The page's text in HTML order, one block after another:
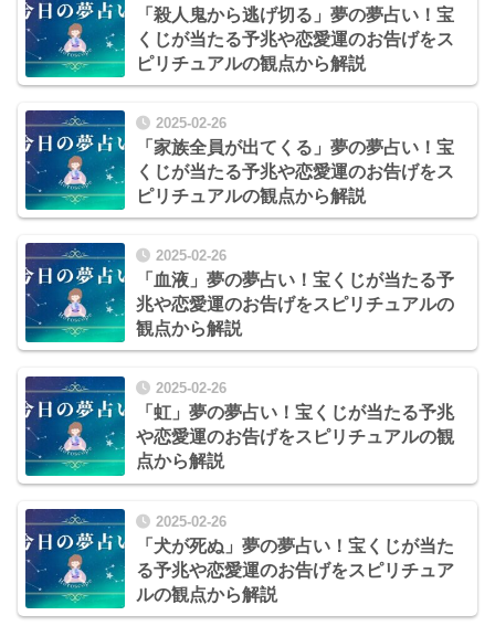
「殺人鬼から逃げ切る」夢の夢占い！宝
くじが当たる予兆や恋愛運のお告げをス
ピリチュアルの観点から解説
2025-02-26
「家族全員が出てくる」夢の夢占い！宝
くじが当たる予兆や恋愛運のお告げをス
ピリチュアルの観点から解説
2025-02-26
「血液」夢の夢占い！宝くじが当たる予
兆や恋愛運のお告げをスピリチュアルの
観点から解説
2025-02-26
「虹」夢の夢占い！宝くじが当たる予兆
や恋愛運のお告げをスピリチュアルの観
点から解説
2025-02-26
「犬が死ぬ」夢の夢占い！宝くじが当た
る予兆や恋愛運のお告げをスピリチュア
ルの観点から解説